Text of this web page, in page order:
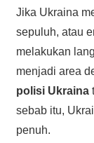
Jika Ukraina
sepuluh, atau
melakukan
menjadi area
polisi Ukraina
sebab itu,
penuh.